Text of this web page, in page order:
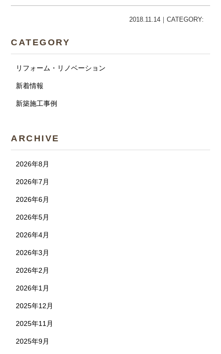
2018.11.14｜CATEGORY:
CATEGORY
リフォーム・リノベーション
新着情報
新築施工事例
ARCHIVE
2026年8月
2026年7月
2026年6月
2026年5月
2026年4月
2026年3月
2026年2月
2026年1月
2025年12月
2025年11月
2025年9月